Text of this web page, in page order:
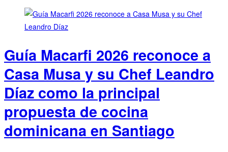
Guía Macarfi 2026 reconoce a
Casa Musa y su Chef Leandro
Díaz como la principal
propuesta de cocina
dominicana en Santiago